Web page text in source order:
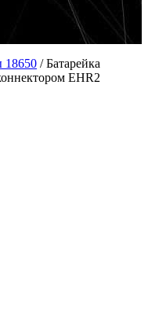
18650 /Батарейка
EHR2